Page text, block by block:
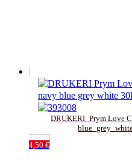
DRUKERI_Prym Love
4,50 €